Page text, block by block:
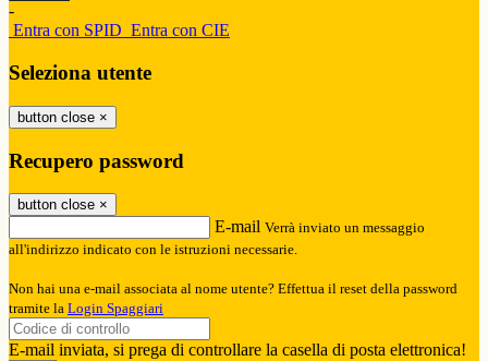
-
Entra con SPID Entra con CIE
Seleziona utente
button close ×
Recupero password
button close ×
E-mail Verrà inviato un messaggio
all'indirizzo indicato con le istruzioni necessarie.
Non hai una e-mail associata al nome utente? Effettua il reset della password
tramite la Login Spaggiari
E-mail inviata, si prega di controllare la casella di posta elettronica!